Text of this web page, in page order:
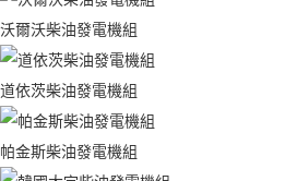
沃爾沃柴油發電機組
道依茨柴油發電機組
帕金斯柴油發電機組